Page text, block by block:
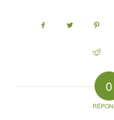
0